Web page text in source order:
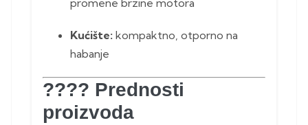
promene brzine motora
Kućište: kompaktno, otporno na
habanje
???? Prednosti
proizvoda